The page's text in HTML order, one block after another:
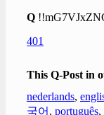
Q
401
This Q-Post in
nederlands,
국어 , português,